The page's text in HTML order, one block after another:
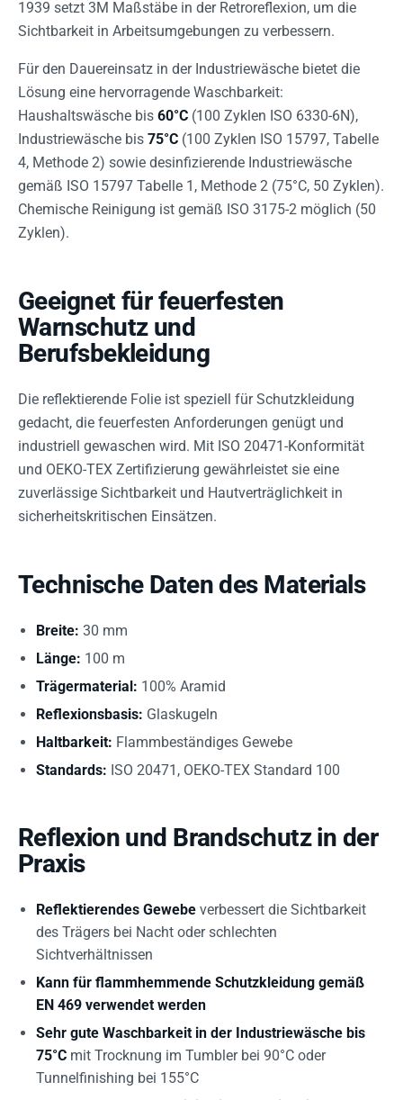
1939 setzt 3M Maßstäbe in der Retroreflexion, um die
Sichtbarkeit in Arbeitsumgebungen zu verbessern.
Für den Dauereinsatz in der Industriewäsche bietet die
Lösung eine hervorragende Waschbarkeit:
Haushaltswäsche bis 60°C (100 Zyklen ISO 6330-6N),
Industriewäsche bis 75°C (100 Zyklen ISO 15797, Tabelle
4, Methode 2) sowie desinfizierende Industriewäsche
gemäß ISO 15797 Tabelle 1, Methode 2 (75°C, 50 Zyklen).
Chemische Reinigung ist gemäß ISO 3175-2 möglich (50
Zyklen).
Geeignet für feuerfesten
Warnschutz und
Berufsbekleidung
Die reflektierende Folie ist speziell für Schutzkleidung
gedacht, die feuerfesten Anforderungen genügt und
industriell gewaschen wird. Mit ISO 20471-Konformität
und OEKO-TEX Zertifizierung gewährleistet sie eine
zuverlässige Sichtbarkeit und Hautverträglichkeit in
sicherheitskritischen Einsätzen.
Technische Daten des Materials
Breite: 30 mm
Länge: 100 m
Trägermaterial: 100% Aramid
Reflexionsbasis: Glaskugeln
Haltbarkeit: Flammbeständiges Gewebe
Standards: ISO 20471, OEKO-TEX Standard 100
Reflexion und Brandschutz in der
Praxis
Reflektierendes Gewebe verbessert die Sichtbarkeit
des Trägers bei Nacht oder schlechten
Sichtverhältnissen
Kann für flammhemmende Schutzkleidung gemäß
EN 469 verwendet werden
Sehr gute Waschbarkeit in der Industriewäsche bis
75°C mit Trocknung im Tumbler bei 90°C oder
Tunnelfinishing bei 155°C